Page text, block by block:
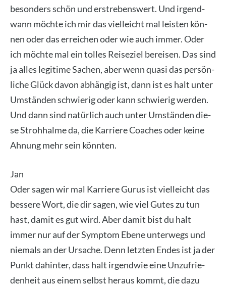
beson­ders schön und erstre­bens­wert. Und irgend­
wann möch­te ich mir das viel­leicht mal leis­ten kön­
nen oder das errei­chen oder wie auch immer. Oder
ich möch­te mal ein tol­les Rei­se­ziel berei­sen. Das sind
ja alles legi­ti­me Sachen, aber wenn qua­si das per­sön­
li­che Glück davon abhän­gig ist, dann ist es halt unter
Umstän­den schwie­rig oder kann schwie­rig wer­den.
Und dann sind natür­lich auch unter Umstän­den die­
se Stroh­hal­me da, die Kar­rie­re Coa­ches oder kei­ne
Ahnung mehr sein könn­ten.
Jan
Oder sagen wir mal Kar­rie­re Gurus ist viel­leicht das
bes­se­re Wort, die dir sagen, wie viel Gutes zu tun
hast, damit es gut wird. Aber damit bist du halt
immer nur auf der Sym­ptom Ebe­ne unter­wegs und
nie­mals an der Ursa­che. Denn letz­ten Endes ist ja der
Punkt dahin­ter, dass halt irgend­wie eine Unzu­frie­
den­heit aus einem selbst her­aus kommt, die dazu